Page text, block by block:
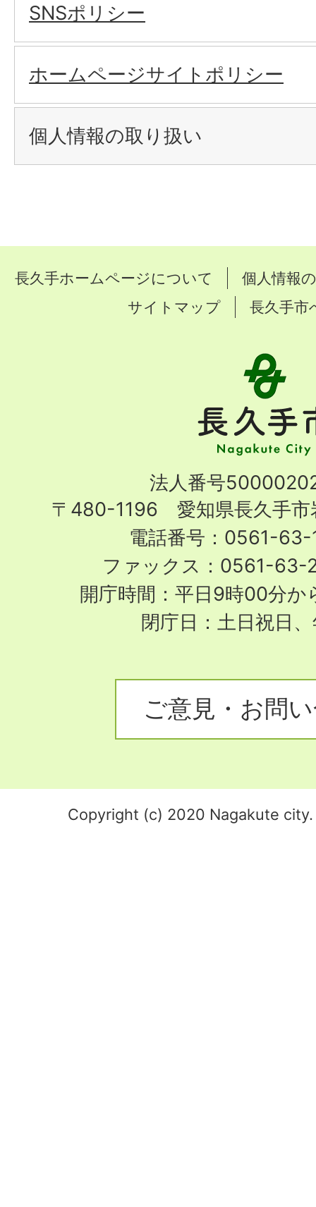
SNSポリシー
ホームページサイトポリシー
個人情報の取り扱い
長久手ホームページについて
個人情報
サイトマップ
長久手市
手
市
City
法人番号
〒480-1196 愛知県長久手市
電話番号：0561-63-
ファックス：0561-63-
開庁時間：平日9時00分か
閉庁日：土日祝日
ご意見・お問
Copyright (c) 2020 Nagakute